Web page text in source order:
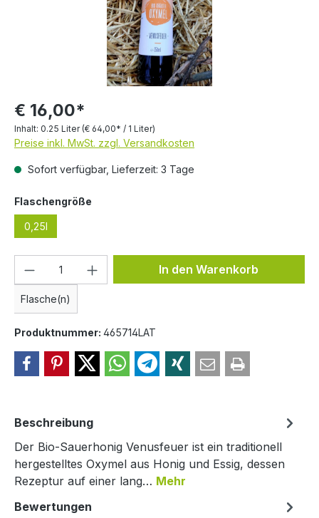
€ 16,00*
Inhalt: 0.25 Liter (€ 64,00* / 1 Liter)
Preise inkl. MwSt. zzgl. Versandkosten
Sofort verfügbar, Lieferzeit: 3 Tage
Flaschengröße
0,25l
Produkt Anzahl: Gib den
Flasche(n)
In den Warenkorb
Produktnummer: 465714LAT
Beschreibung
Der Bio-Sauerhonig Venusfeuer ist ein traditionell
hergestelltes Oxymel aus Honig und Essig, dessen
Rezeptur auf einer lang… Mehr
Bewertungen